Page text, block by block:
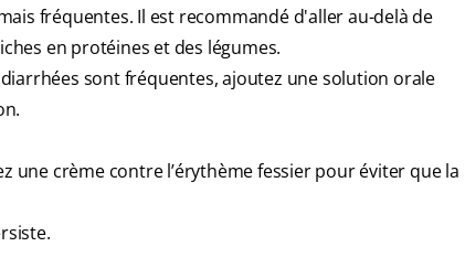
fréquentes. Il est recommandé d'aller au-delà de
en protéines et des légumes.
sont fréquentes, ajoutez une solution orale
une crème contre l’érythème fessier pour éviter que la